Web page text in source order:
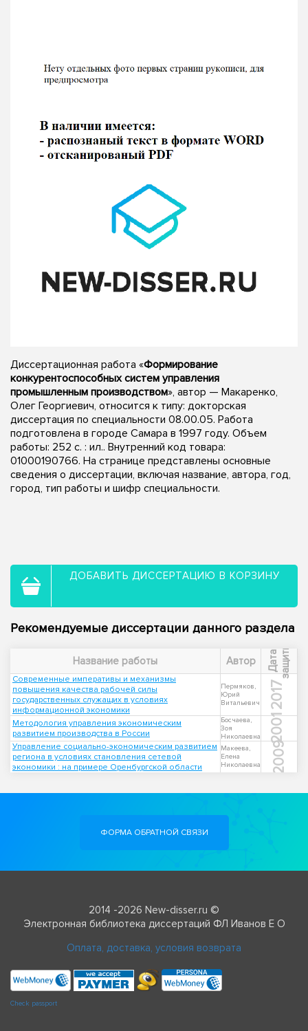
Диссертационная работа «Формирование
конкурентоспособных систем управления
промышленным производством», автор — Макаренко,
Олег Георгиевич, относится к типу: докторская
диссертация по специальности 08.00.05. Работа
подготовлена в городе Самара в 1997 году. Объем
работы: 252 с. : ил.. Внутренний код товара:
01000190766. На странице представлены основные
сведения о диссертации, включая название, автора, год,
город, тип работы и шифр специальности.
ДОБАВИТЬ ДИССЕРТАЦИЮ В КОРЗИНУ
Рекомендуемые диссертации данного раздела
Название работы Автор Д
а
т
а
з
а
щ
и
т ы
Современные императивы и механизмы
повышения качества рабочей силы
государственных служащих в условиях
информационной экономики
Пермяков,
Юрий
Витальевич
2017
Методология управления экономическим
развитием производства в России
Босчаева,
Зоя
Николаевна
2001
Управление социально-экономическим развитием
региона в условиях становления сетевой
экономики : на примере Оренбургской области
Макеева,
Елена
Николаевна
2009
ФОРМА ОБРАТНОЙ СВЯЗИ
2014 -2026 New-disser.ru ©
Электронная библиотека диссертаций ФЛ Иванов Е О
Оплата, доставка, условия возврата
Check passport